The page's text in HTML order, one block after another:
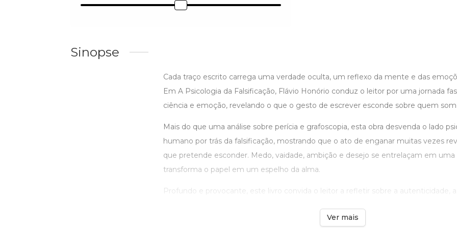
Sinopse
Cada traço escrito carrega uma verdade oculta, um reflexo da mente e das
Em A Psicologia da Falsificação, Flávio Honório conduz o leitor por uma jornada
ciência e emoção, revelando o que o gesto de escrever esconde sobre quem
Mais do que uma análise sobre perícia e grafoscopia, esta obra desvenda o lado
humano por trás da falsificação, mostrando que o ato de enganar muitas vezes
que pretende esconder. Medo, vaidade, ambição e desejo se entrelaçam em
transforma o papel em um espelho da alma.
Profundo e provocante, este livro convida o leitor a refletir sobre a autenticidade, a
Ver mais